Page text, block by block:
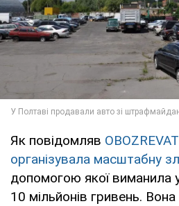
Як повідомляв
організувала масштабну
допомогою якої виманила
10 мільйонів гривень.